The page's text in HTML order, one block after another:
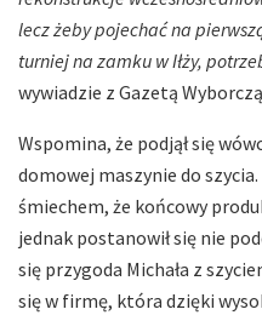
lecz żeby pojechać na
turniej na zamku w Iłży,
wywiadzie z Gazetą
Wspomina, że podjął się
domowej maszynie do
śmiechem, że końcowy
jednak postanowił się nie
się przygoda Michała z
się w firmę, która dzięki